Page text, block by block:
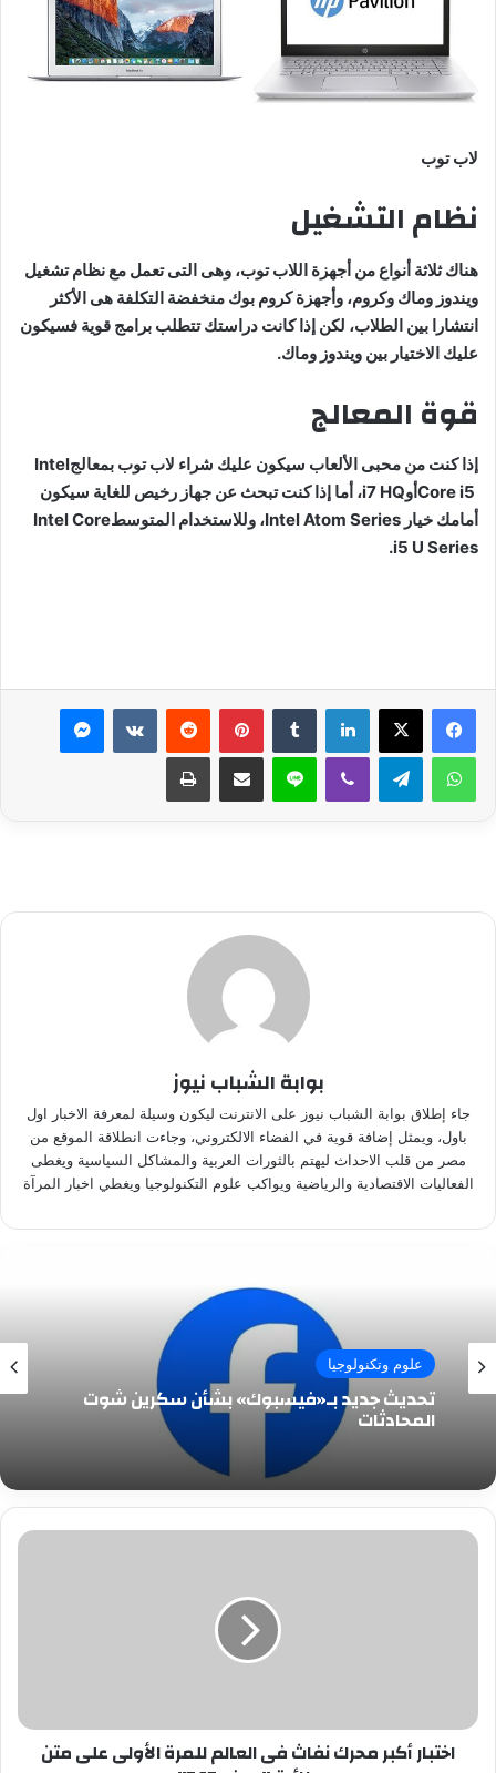
لاب توب
نظام التشغيل
هناك ثلاثة أنواع من أجهزة اللاب توب، وهى التى تعمل مع نظام تشغيل
ويندوز وماك وكروم، وأجهزة كروم بوك منخفضة التكلفة هى الأكثر
انتشارا بين الطلاب، لكن إذا كانت دراستك تتطلب برامج قوية فسيكون
عليك الاختيار بين ويندوز وماك.
قوة المعالج
إذا كنت من محبى الألعاب سيكون عليك شراء لاب توب بمعالجIntel
Core i5أوi7 HQ، أما إذا كنت تبحث عن جهاز رخيص للغاية سيكون
أمامك خيار Intel Atom Series، وللاستخدام المتوسطIntel Core
i5 U Series
.
لينكدإن بينتيريست ماسنجر
واتساب تيلقرام ڤايبر لاين مشاركة عبر البريد طباعة
بوابة الشباب نيوز
جاء إطلاق بوابة الشباب نيوز على الانترنت ليكون وسيلة لمعرفة الاخبار اول
باول، ويمثل إضافة قوية في الفضاء الالكتروني، وجاءت انطلاقة الموقع من
مصر من قلب الاحداث ليهتم بالثورات العربية والمشاكل السياسية ويغطى
الفعاليات الاقتصادية والرياضية ويواكب علوم التكنولوجيا ويغطي اخبار المرآة
علوم وتكنولوجيا
تحديث جديد بـ«فيسبوك» بشأن سكرين شوت
المحادثات
اختبار
على
اختبار أكبر محرك نفاث فى العالم للمرة الأولى على متن